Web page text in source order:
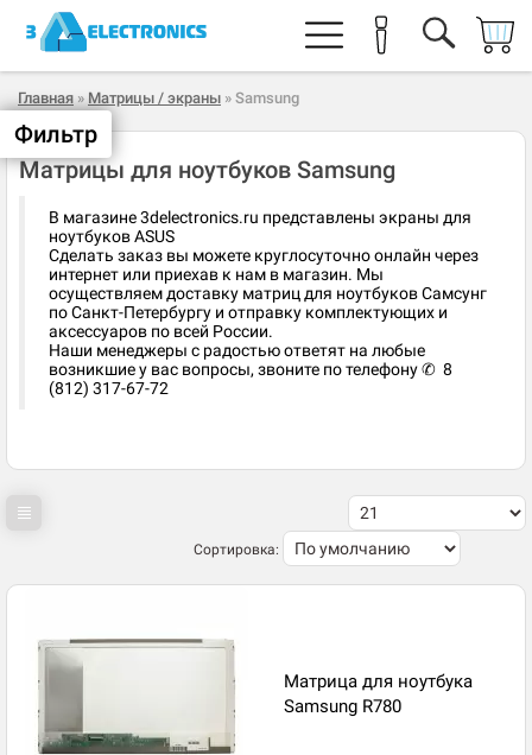
Главная » Матрицы / экраны » Samsung
Матрицы для ноутбуков Samsung
В магазине 3delectronics.ru представлены экраны для
ноутбуков ASUS
Сделать заказ вы можете круглосуточно онлайн через
интернет или приехав к нам в магазин. Мы
осуществляем доставку матриц для ноутбуков Самсунг
по Санкт-Петербургу и отправку комплектующих и
аксессуаров по всей России.
Наши менеджеры с радостью ответят на любые
возникшие у вас вопросы, звоните по телефону ✆ 8
(812) 317-67-72
Сортировка:
Матрица для ноутбука
Samsung R780
Фильтр